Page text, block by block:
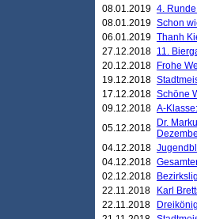
08.01.2019 4.
08.01.2019 Schon
06.01.2019 Thanh
27.12.2018 11.
20.12.2018
Frohe
19.12.2018
17.12.2018 Schöne
09.12.2018 A-
05.12.2018
Dr.
04.12.2018
04.12.2018
02.12.2018
22.11.2018
Karl
22.11.2018